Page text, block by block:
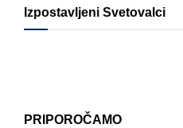
Izpostavljeni Svetovalci
PRIPOROČAMO